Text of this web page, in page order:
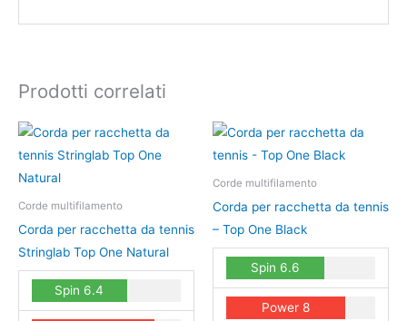
Prodotti correlati
Corde multifilamento
Corda per racchetta da tennis
Stringlab Top One Natural
Spin 6.4
Questo
prodotto
più
varianti.
Le
opzioni
possono
essere
Corde multifilamento
Corda per racchetta da tennis
– Top One Black
Spin 6.6
Power 8
Questo
prodotto
ha
varianti.
Le
opzioni
possono
essere